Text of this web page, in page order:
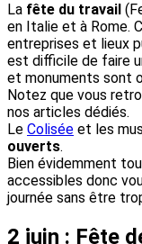
La fête du travail
en Italie et à Rome.
entreprises et lieux
est difficile de faire
et monuments sont
Notez que vous
nos articles dédiés.
Le Colisée et les
ouverts.
Bien évidemment
accessibles donc
journée sans être
2 juin : Fête